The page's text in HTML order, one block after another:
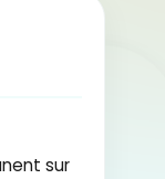
sur